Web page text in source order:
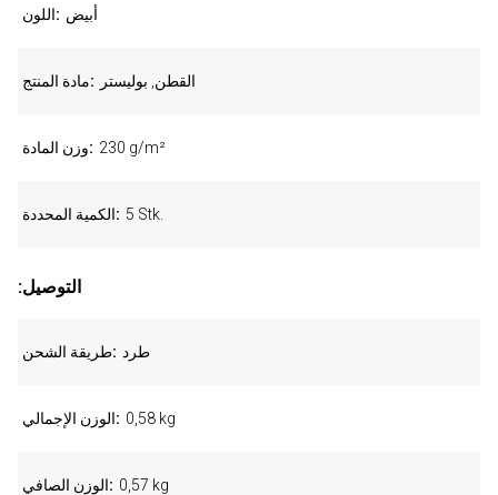
اللون أبيض
مادة المنتج القطن, بوليستر
وزن المادة 230 g/m²
الكمية المحددة 5 Stk.
:التوصيل
طريقة الشحن طرد
الوزن الإجمالي 0,58 kg
الوزن الصافي 0,57 kg